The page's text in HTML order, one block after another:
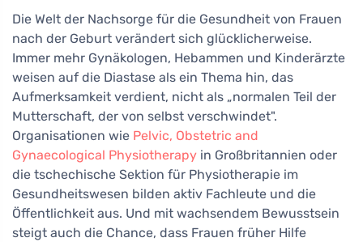
Die Welt der Nachsorge für die Gesundheit von Frauen
nach der Geburt verändert sich glücklicherweise.
Immer mehr Gynäkologen, Hebammen und Kinderärzte
weisen auf die Diastase als ein Thema hin, das
Aufmerksamkeit verdient, nicht als „normalen Teil der
Mutterschaft, der von selbst verschwindet".
Organisationen wie Pelvic, Obstetric and
Gynaecological Physiotherapy in Großbritannien oder
die tschechische Sektion für Physiotherapie im
Gesundheitswesen bilden aktiv Fachleute und die
Öffentlichkeit aus. Und mit wachsendem Bewusstsein
steigt auch die Chance, dass Frauen früher Hilfe